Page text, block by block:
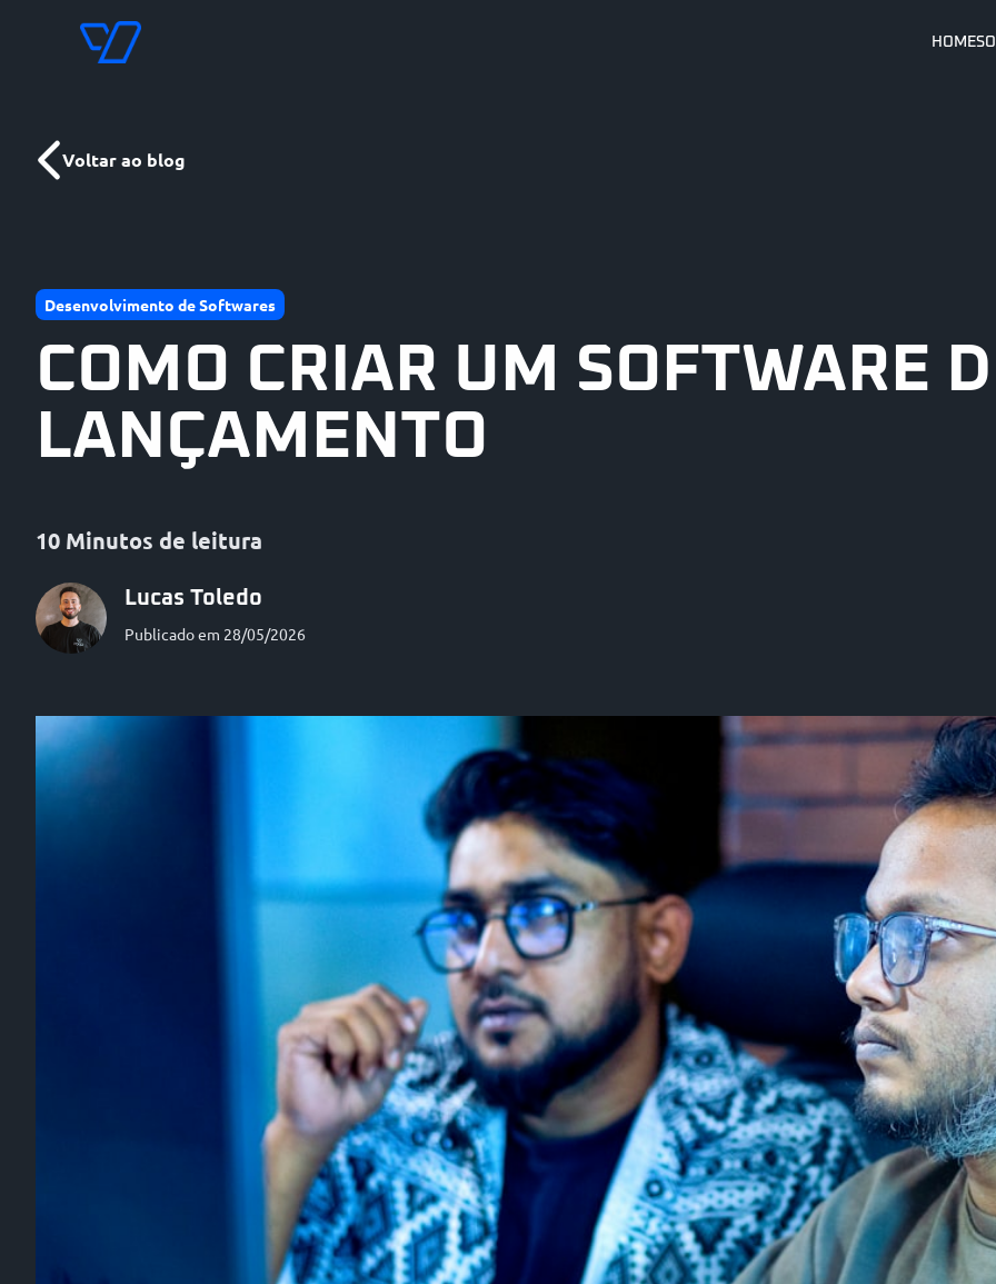
HOME
Voltar ao blog
Desenvolvimento de Softwares
COMO CRIAR UM SOFTWARE
LANÇAMENTO
10 Minutos de leitura
Lucas Toledo
Publicado em 28/05/2026